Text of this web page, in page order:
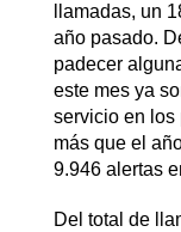
llamadas, un
año pasado.
padecer
este mes ya
servicio en los
más que el
9.946 alertas
Del total de